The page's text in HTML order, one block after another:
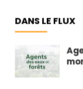
DANS LE FLUX